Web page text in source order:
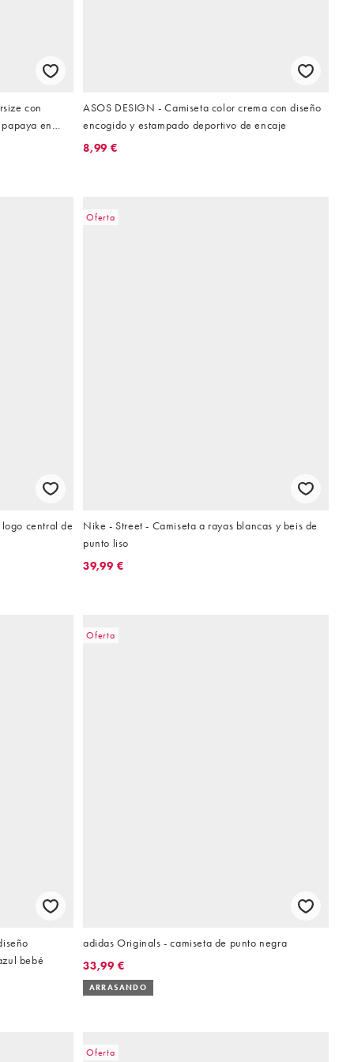
con
en
ASOS DESIGN - Camiseta color crema con diseño
encogido y estampado deportivo de encaje
8,99 €
central de
Oferta
Nike - Street - Camiseta a rayas blancas y beis de
punto liso
39,99 €
bebé
Oferta
adidas Originals - camiseta de punto negra
33,99 €
ARRASANDO
Oferta